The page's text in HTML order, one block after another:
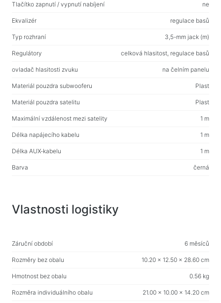
Pracovní prostor a bytový nábytek
Stoly pro domácnost a kancelář
Rámy na stůl
Konferenční stolky
Domácí potřeby
Podlahové ramínka na oblečení
Masážní přístroje
Tlačítko zapnutí / vypnutí nabíjení ne
Ekvalizér regulace basů
Typ rozhraní 3,5-mm jack (m)
Regulátory celková hlasitost, regulace basů
ovladač hlasitosti zvuku na čelním panelu
Materiál pouzdra subwooferu Plast
Materiál pouzdra satelitu Plast
Maximální vzdálenost mezi satelity 1 m
Délka napájecího kabelu 1 m
Délka AUX-kabelu 1 m
Barva černá
Vlastnosti logistiky
Záruční období 6 měsíců
Rozměry bez obalu 10.20 x 12.50 x 28.60 cm
Hmotnost bez obalu 0.56 kg
Rozměra individuálního obalu 21.00 x 10.00 x 14.20 cm